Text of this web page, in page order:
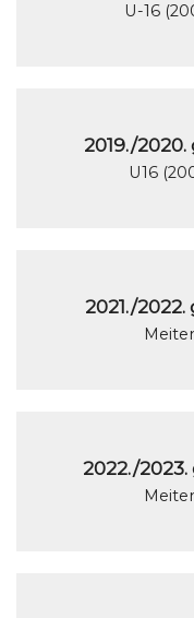
U-16
2019./
U16
2021./
2022./